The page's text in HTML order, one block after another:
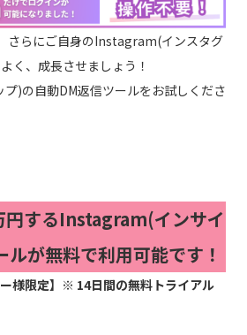
さらにご自身のInstagram(インスタグ
く、成長させましょう！
)の自動DM返信ツールをお試しくださ
円するInstagram(インサイ
ルが無料で利用可能です！
ー様限定】※ 14日間の無料トライアル